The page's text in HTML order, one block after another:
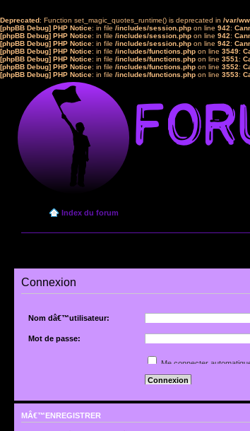
Deprecated: Function set_magic_quotes_runtime() is deprecated in /var/
[phpBB Debug] PHP Notice: in file /includes/session.php on line 942:
[phpBB Debug] PHP Notice: in file /includes/session.php on line 942:
[phpBB Debug] PHP Notice: in file /includes/session.php on line 942:
[phpBB Debug] PHP Notice: in file /includes/functions.php on line 3549:
[phpBB Debug] PHP Notice: in file /includes/functions.php on line 3551:
[phpBB Debug] PHP Notice: in file /includes/functions.php on line 3552:
[phpBB Debug] PHP Notice: in file /includes/functions.php on line 3553:
Index du forum
Connexion
Nom dâ€™utilisateur:
Mot de passe:
Renvoyer lâ€™e-mail de
Me connecter
Cacher mon statut en
MÂ€™ENREGISTRER